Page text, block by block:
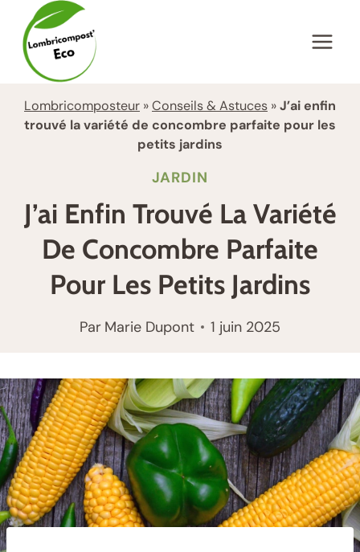
contenu
Lombricomposteur »Conseils & Astuces »J’ai enfin
trouvé la variété de concombre parfaite pour les
petits jardins
JARDIN
J’ai Enfin Trouvé La Variété
De Concombre Parfaite
Pour Les Petits Jardins
Par Marie Dupont 1 juin 2025